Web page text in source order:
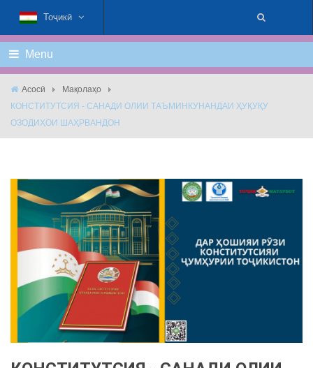
Тоҷикӣ
Menu
Асосӣ
Мақолаҳо
КОНСТИТУТСИЯ - САНАДИ ОЛИИ ТАЪМИНКУНАНДАИ ҲУҚУҚУ
ОЗОДИҲОИ ШАҲРВАНДОН